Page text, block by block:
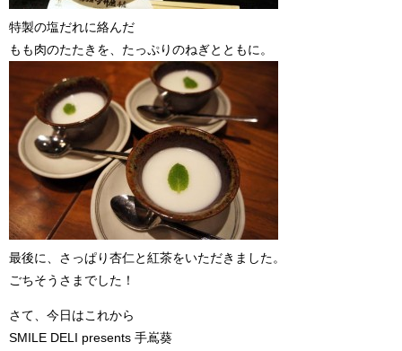
特製の塩だれに絡んだ
もも肉のたたきを、たっぷりのねぎとともに。
最後に、さっぱり杏仁と紅茶をいただきました。
ごちそうさまでした！
さて、今日はこれから
SMILE DELI presents 手嶌葵